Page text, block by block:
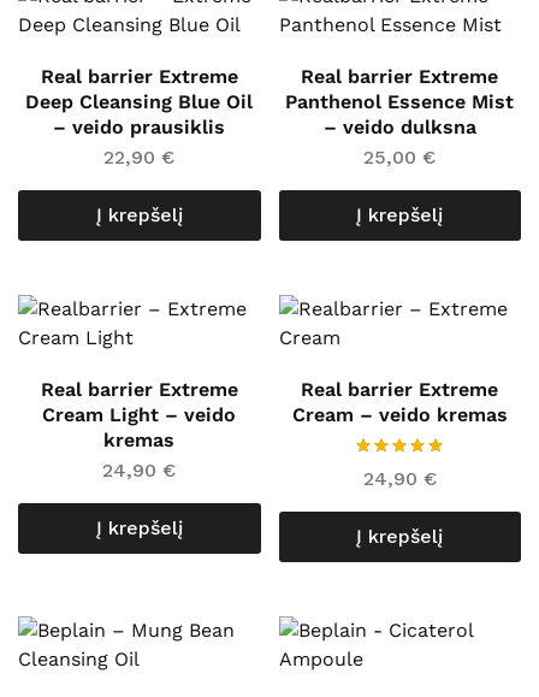
Real barrier Extreme
Deep Cleansing Blue Oil
– veido prausiklis
22,90€
Į krepšelį
Real barrier Extreme
Panthenol Essence Mist
– veido dulksna
25,00€
Į krepšelį
Real barrier Extreme
Cream Light – veido
kremas
24,90€
Į krepšelį
Real barrier Extreme
Cream – veido kremas
24,90 €
Į krepšelį